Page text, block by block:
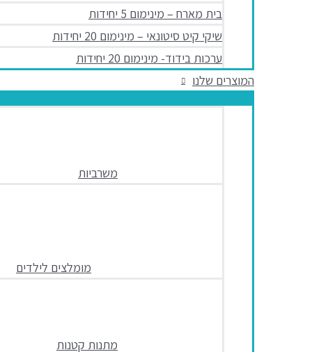
בית מארח – מינימום 5 יחידות
שיקי קיט סיטונאי – מינימום 20 יחידות
ערכות בידוד- מינימום 20 יחידות
המוצרים שלנו
משרביות
מומלצים לילדים
מתנות קטנות